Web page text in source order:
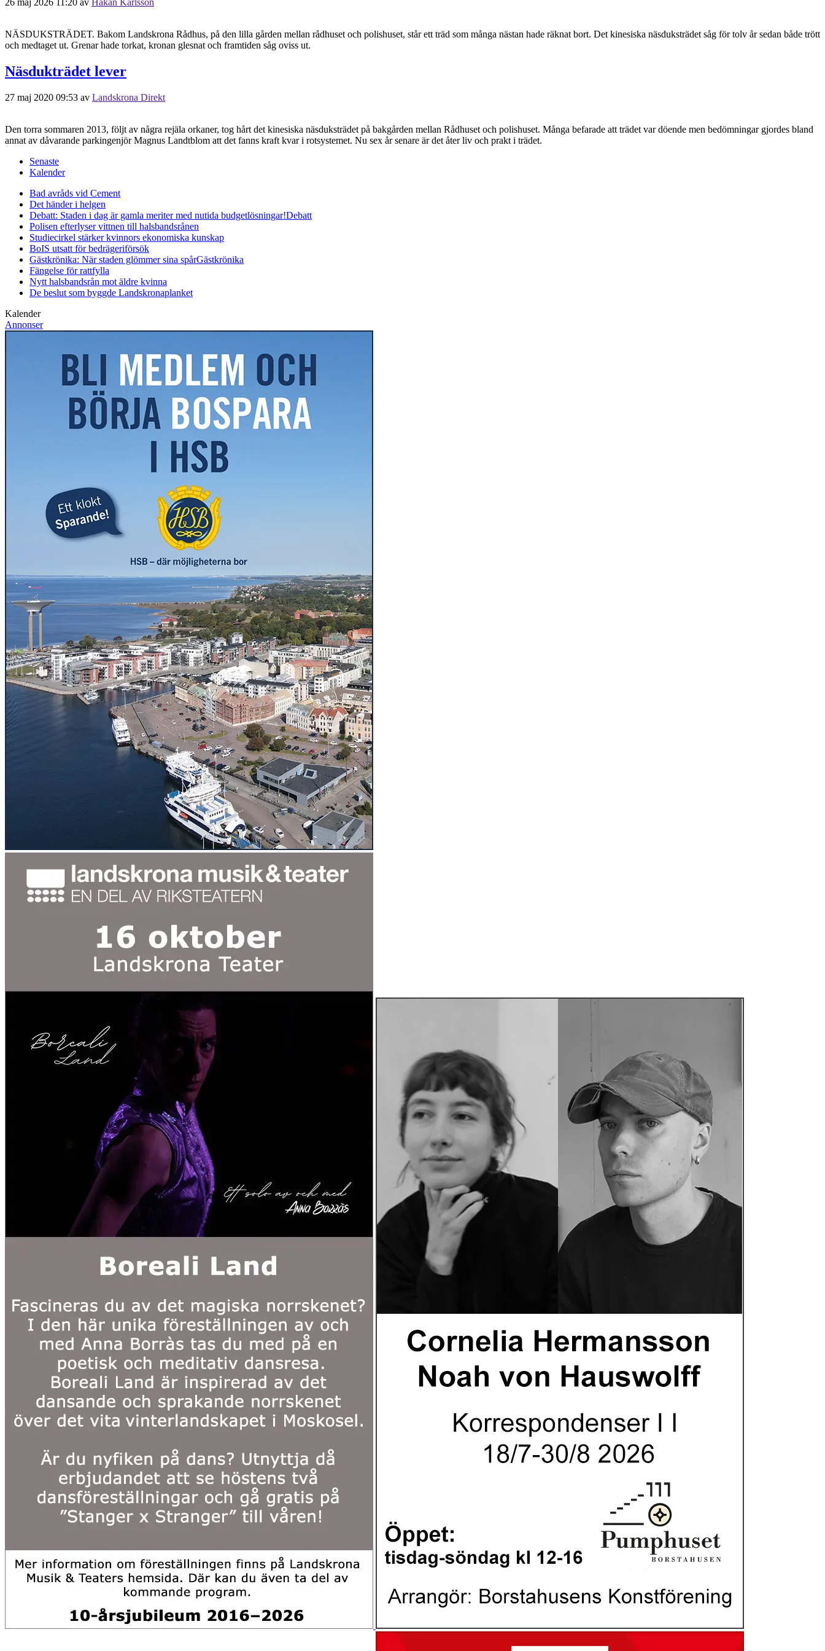
NÄSDUKSTRÄDET. Bakom Landskrona Rådhus, på den lilla gården mellan rådhuset och polishuset, står ett träd som många nästan hade räknat bort. Det kinesiska näsduksträdet såg för tolv år sedan både trött
och medtaget ut. Grenar hade torkat, kronan glesnat och framtiden såg oviss ut.
Näsdukträdet lever
27 maj 2020 09:53 av Landskrona Direkt
Den torra sommaren 2013, följt av några rejäla orkaner, tog hårt det kinesiska näsduksträdet på bakgården mellan Rådhuset och polishuset. Många befarade att trädet var döende men bedömningar gjordes bland
annat av dåvarande parkingenjör Magnus Landtblom att det fanns kraft kvar i rotsystemet. Nu sex år senare är det åter liv och prakt i trädet.
Senaste
Kalender
Bad avråds vid Cement
Det händer i helgen
Debatt: Staden i dag är gamla meriter med nutida budgetlösningar!Debatt
Polisen efterlyser vittnen till halsbandsrånen
Studiecirkel stärker kvinnors ekonomiska kunskap
BoIS utsatt för bedrägeriförsök
Gästkrönika: När staden glömmer sina spårGästkrönika
Fängelse för rattfylla
Nytt halsbandsrån mot äldre kvinna
De beslut som byggde Landskronaplanket
Kalender
Annonser